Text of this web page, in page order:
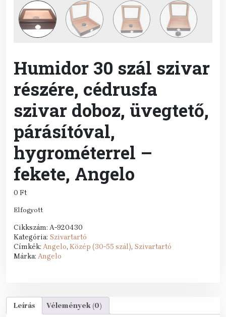
Humidor 30 szál szivar
részére, cédrusfa
szivar doboz, üvegtető,
párásítóval,
hygrométerrel –
fekete, Angelo
0 Ft
Elfogyott
Cikkszám: A-920430
Kategória: Szivartartó
Címkék: Angelo, Közép (30-55 szál), Szivartartó
Márka: Angelo
Leírás Vélemények (0)